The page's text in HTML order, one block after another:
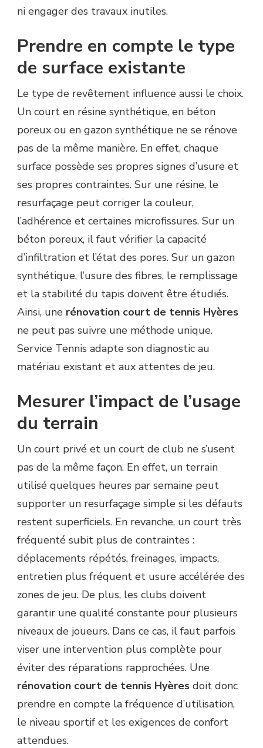
ni engager des travaux inutiles.
Prendre en compte le type
de surface existante
Le type de revêtement influence aussi le choix.
Un court en résine synthétique, en béton
poreux ou en gazon synthétique ne se rénove
pas de la même manière. En effet, chaque
surface possède ses propres signes d’usure et
ses propres contraintes. Sur une résine, le
resurfaçage peut corriger la couleur,
l’adhérence et certaines microfissures. Sur un
béton poreux, il faut vérifier la capacité
d’infiltration et l’état des pores. Sur un gazon
synthétique, l’usure des fibres, le remplissage
et la stabilité du tapis doivent être étudiés.
Ainsi, une rénovation court de tennis Hyères
ne peut pas suivre une méthode unique.
Service Tennis adapte son diagnostic au
matériau existant et aux attentes de jeu.
Mesurer l’impact de l’usage
du terrain
Un court privé et un court de club ne s’usent
pas de la même façon. En effet, un terrain
utilisé quelques heures par semaine peut
supporter un resurfaçage simple si les défauts
restent superficiels. En revanche, un court très
fréquenté subit plus de contraintes :
déplacements répétés, freinages, impacts,
entretien plus fréquent et usure accélérée des
zones de jeu. De plus, les clubs doivent
garantir une qualité constante pour plusieurs
niveaux de joueurs. Dans ce cas, il faut parfois
viser une intervention plus complète pour
éviter des réparations rapprochées. Une
rénovation court de tennis Hyères doit donc
prendre en compte la fréquence d’utilisation,
le niveau sportif et les exigences de confort
attendues.